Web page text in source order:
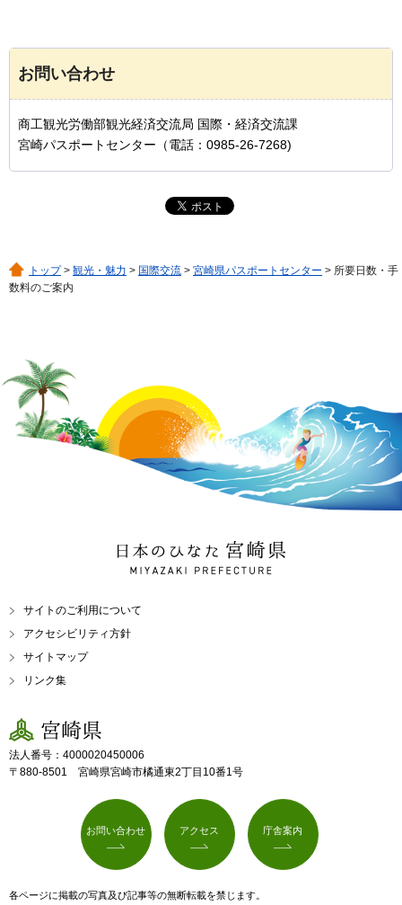
お問い合わせ
商工観光労働部観光経済交流局 国際・経済交流課
宮崎パスポートセンター（電話：0985-26-7268)
トップ> 観光・魅力 > 国際交流 > 宮崎県パスポートセンター > 所要日数・手
数料のご案内
日本のひなた 宮崎県
MIYAZAKI PREFECTURE
サイトのご利用について
アクセシビリティ方針
サイトマップ
リンク集
宮崎県
法人番号：4000020450006
〒880-8501 宮崎県宮崎市橘通東2丁目10番1号
お問い合わせ アクセス 庁舎案内
各ページに掲載の写真及び記事等の無断転載を禁じます。